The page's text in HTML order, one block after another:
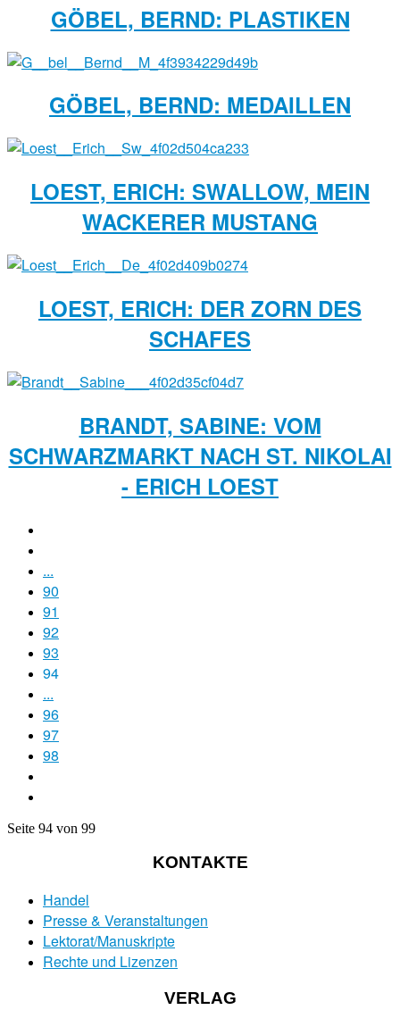
GÖBEL, BERND: PLASTIKEN
GÖBEL, BERND: MEDAILLEN
LOEST, ERICH: SWALLOW, MEIN
WACKERER MUSTANG
LOEST, ERICH: DER ZORN DES
SCHAFES
BRANDT, SABINE: VOM
SCHWARZMARKT NACH ST. NIKOLAI
- ERICH LOEST
...
90
91
92
93
94
...
96
97
98
Seite 94 von 99
KONTAKTE
Handel
Presse & Veranstaltungen
Lektorat/Manuskripte
Rechte und Lizenzen
VERLAG